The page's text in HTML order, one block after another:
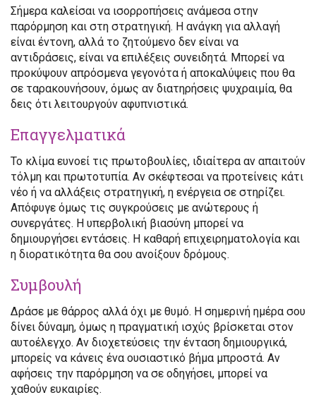
Σήμερα καλείσαι να ισορροπήσεις ανάμεσα στην
παρόρμηση και στη στρατηγική. Η ανάγκη για αλλαγή
είναι έντονη, αλλά το ζητούμενο δεν είναι να
αντιδράσεις, είναι να επιλέξεις συνειδητά. Μπορεί να
προκύψουν απρόσμενα γεγονότα ή αποκαλύψεις που θα
σε ταρακουνήσουν, όμως αν διατηρήσεις ψυχραιμία, θα
δεις ότι λειτουργούν αφυπνιστικά.
Επαγγελματικά
Το κλίμα ευνοεί τις πρωτοβουλίες, ιδιαίτερα αν απαιτούν
τόλμη και πρωτοτυπία. Αν σκέφτεσαι να προτείνεις κάτι
νέο ή να αλλάξεις στρατηγική, η ενέργεια σε στηρίζει.
Απόφυγε όμως τις συγκρούσεις με ανώτερους ή
συνεργάτες. Η υπερβολική βιασύνη μπορεί να
δημιουργήσει εντάσεις. Η καθαρή επιχειρηματολογία και
η διορατικότητα θα σου ανοίξουν δρόμους.
Συμβουλή
Δράσε με θάρρος αλλά όχι με θυμό. Η σημερινή ημέρα σου
δίνει δύναμη, όμως η πραγματική ισχύς βρίσκεται στον
αυτοέλεγχο. Αν διοχετεύσεις την ένταση δημιουργικά,
μπορείς να κάνεις ένα ουσιαστικό βήμα μπροστά. Αν
αφήσεις την παρόρμηση να σε οδηγήσει, μπορεί να
χαθούν ευκαιρίες.